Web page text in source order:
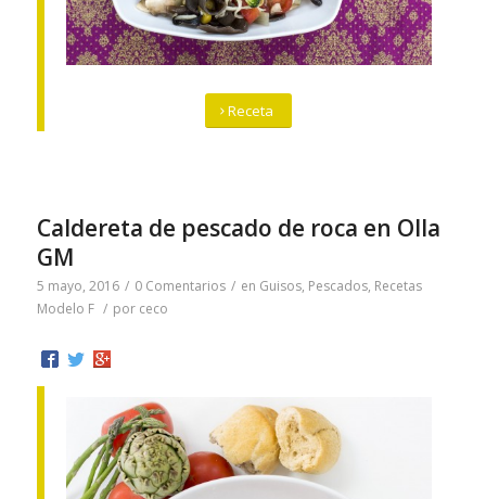
Receta
Caldereta de pescado de roca en Olla
GM
5 mayo, 2016 / 0 Comentarios / en Guisos, Pescados, Recetas
Modelo F / por ceco